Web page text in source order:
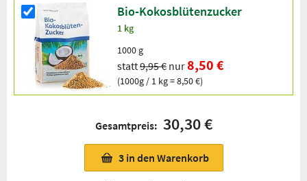
Bio-Kokosblütenzucker
1 kg
1000 g
statt9,95 € nur8,50 €
(1000g / 1 kg = 8,50 €)
Gesamtpreis: 30,30 €
3 in den Warenkorb